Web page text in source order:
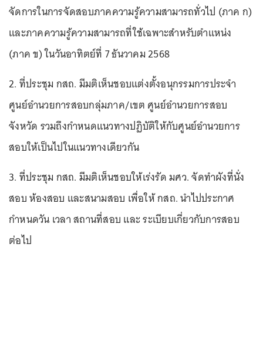
จัดการในการจัดสอบภาคความรู้ความสามารถทั่วไป (ภาค ก)
และภาคความรู้ความสามารถที่ใช้เฉพาะสำหรับตำแหน่ง
(ภาค ข) ในวันอาทิตย์ที่ 7 ธันวาคม 2568
2. ที่ประชุม กสถ. มีมติเห็นชอบแต่งตั้งอนุกรรมการประจำ
ศูนย์อำนวยการสอบกลุ่มภาค/เขต ศูนย์อำนวยการสอบ
จังหวัด รวมถึงกำหนดแนวทางปฏิบัติให้กับศูนย์อำนวยการ
สอบให้เป็นไปในแนวทางเดียวกัน
3. ที่ประชุม กสถ. มีมติเห็นชอบให้เร่งรัด มศว. จัดทำผังที่นั่ง
สอบ ห้องสอบ และสนามสอบ เพื่อให้ กสถ. นำไปประกาศ
กำหนดวัน เวลา สถานที่สอบ และ ระเบียบเกี่ยวกับการสอบ
ต่อไป